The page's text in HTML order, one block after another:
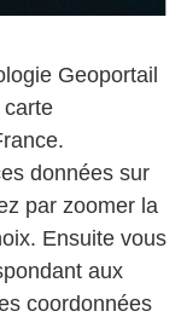
Geoportail
carte
données sur
par zoomer la
Ensuite vous
aux
coordonnées